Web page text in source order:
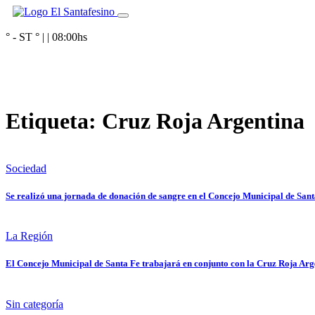
° - ST ° | | 08:00hs
Etiqueta: Cruz Roja Argentina
Sociedad
Se realizó una jornada de donación de sangre en el Concejo Municipal de
La Región
El Concejo Municipal de Santa Fe trabajará en conjunto con la Cruz Roja
Sin categoría